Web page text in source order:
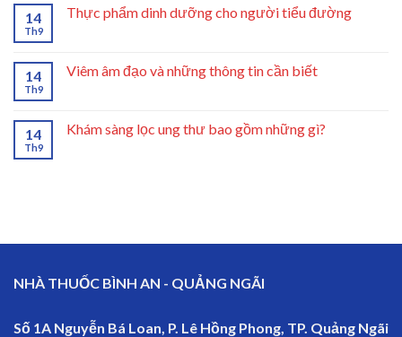
14
Th9
Thực phẩm dinh dưỡng cho người tiểu đường
14
Th9
Viêm âm đạo và những thông tin cần biết
14
Th9
Khám sàng lọc ung thư bao gồm những gì?
NHÀ THUỐC BÌNH AN - QUẢNG NGÃI
Số 1A Nguyễn Bá Loan, P. Lê Hồng Phong, TP. Quảng Ngãi